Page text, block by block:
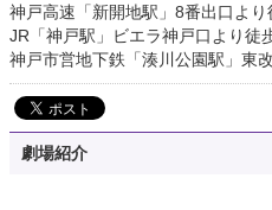
神戸高速「新開地駅」8番出口より
JR「神戸駅」ビエラ神戸口より徒
神戸市営地下鉄「湊川公園駅」東
劇場紹介